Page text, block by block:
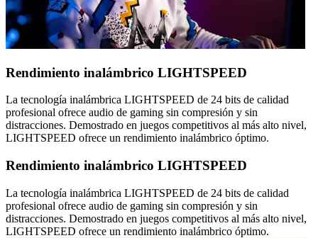
Rendimiento inalámbrico LIGHTSPEED
La tecnología inalámbrica LIGHTSPEED de 24 bits de calidad
profesional ofrece audio de gaming sin compresión y sin
distracciones. Demostrado en juegos competitivos al más alto nivel,
LIGHTSPEED ofrece un rendimiento inalámbrico óptimo.
Rendimiento inalámbrico LIGHTSPEED
La tecnología inalámbrica LIGHTSPEED de 24 bits de calidad
profesional ofrece audio de gaming sin compresión y sin
distracciones. Demostrado en juegos competitivos al más alto nivel,
LIGHTSPEED ofrece un rendimiento inalámbrico óptimo.